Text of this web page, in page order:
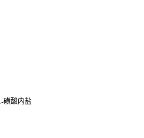
磺酸内盐